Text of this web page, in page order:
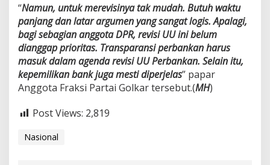
“Namun, untuk merevisinya tak mudah. Butuh waktu
panjang dan latar argumen yang sangat logis. Apalagi,
bagi sebagian anggota DPR, revisi UU ini belum
dianggap prioritas. Transparansi perbankan harus
masuk dalam agenda revisi UU Perbankan. Selain itu,
kepemilikan bank juga mesti diperjelas” papar
Anggota Fraksi Partai Golkar tersebut.(MH)
Post Views: 2,819
Nasional